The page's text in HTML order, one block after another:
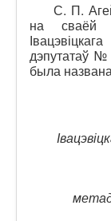
С. П.
на сваёй
дэпутатаў
была